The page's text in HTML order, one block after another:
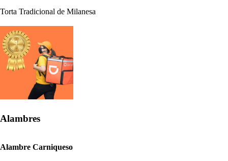
Torta Tradicional de Milanesa
Alambres
Alambre Carniqueso